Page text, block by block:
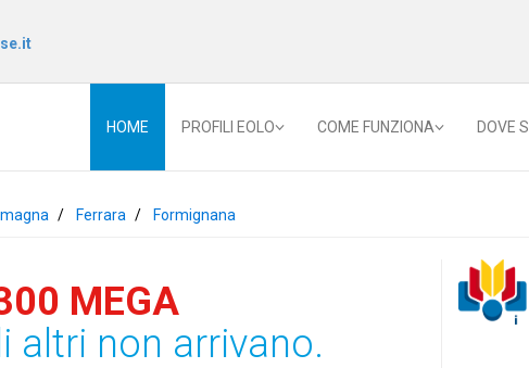
HOME PROFILI EOLO COME FUNZIONA DOVE
Ferrara Formignana
MEGA
altri non arrivano.